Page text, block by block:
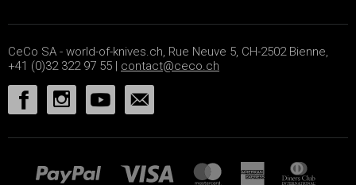
CeCo SA - world-of-knives.ch, Rue Neuve 5, CH-2502 Bienne,
+41 (0)32 322 97 55 | contact@ceco.ch